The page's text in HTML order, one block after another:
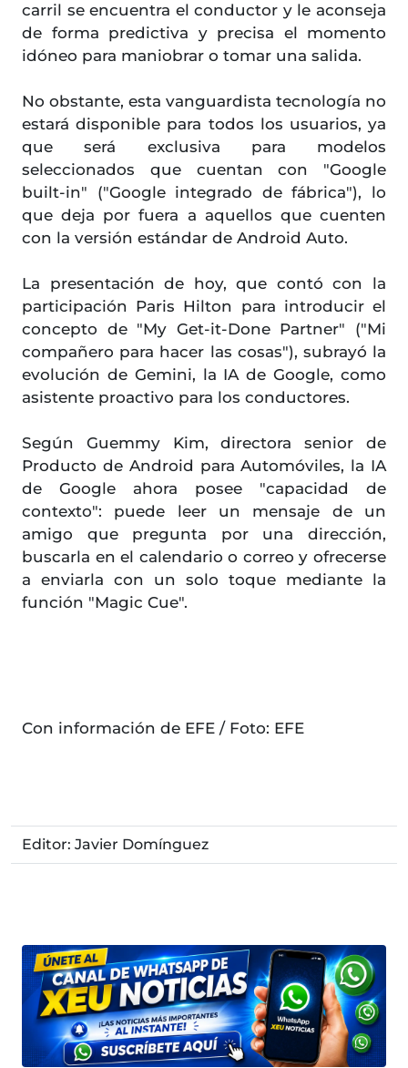
carril se encuentra el conductor y le aconseja
de forma predictiva y precisa el momento
idóneo para maniobrar o tomar una salida.
No obstante, esta vanguardista tecnología no
estará disponible para todos los usuarios, ya
que será exclusiva para modelos
seleccionados que cuentan con "Google
built-in" ("Google integrado de fábrica"), lo
que deja por fuera a aquellos que cuenten
con la versión estándar de Android Auto.
La presentación de hoy, que contó con la
participación Paris Hilton para introducir el
concepto de "My Get-it-Done Partner" ("Mi
compañero para hacer las cosas"), subrayó la
evolución de Gemini, la IA de Google, como
asistente proactivo para los conductores.
Según Guemmy Kim, directora senior de
Producto de Android para Automóviles, la IA
de Google ahora posee "capacidad de
contexto": puede leer un mensaje de un
amigo que pregunta por una dirección,
buscarla en el calendario o correo y ofrecerse
a enviarla con un solo toque mediante la
función "Magic Cue".
Con información de EFE / Foto: EFE
Editor: Javier Domínguez